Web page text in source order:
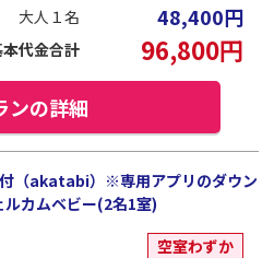
大人１名 48,400円
代金合計 96,800円
ンの詳細
（akatabi）※専用アプリのダウン
カムベビー(2名1室)
空室わずか